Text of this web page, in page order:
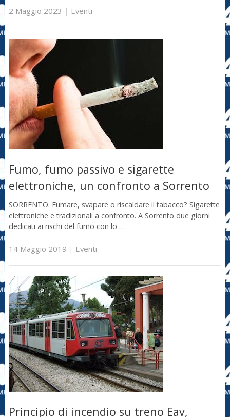
2 Maggio 2023 | Eventi
Fumo, fumo passivo e sigarette
elettroniche, un confronto a Sorrento
SORRENTO. Fumare, svapare o riscaldare il tabacco? Sigarette
elettroniche e tradizionali a confronto. A Sorrento due giorni
dedicati ai rischi del fumo con lo …
14 Maggio 2019 | Eventi
Principio di incendio su treno Eav,